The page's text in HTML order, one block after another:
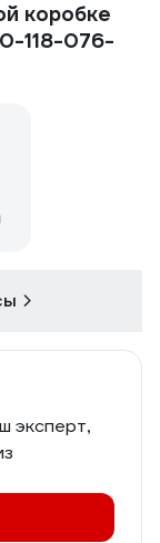
коробке
118-076-
эксперт,